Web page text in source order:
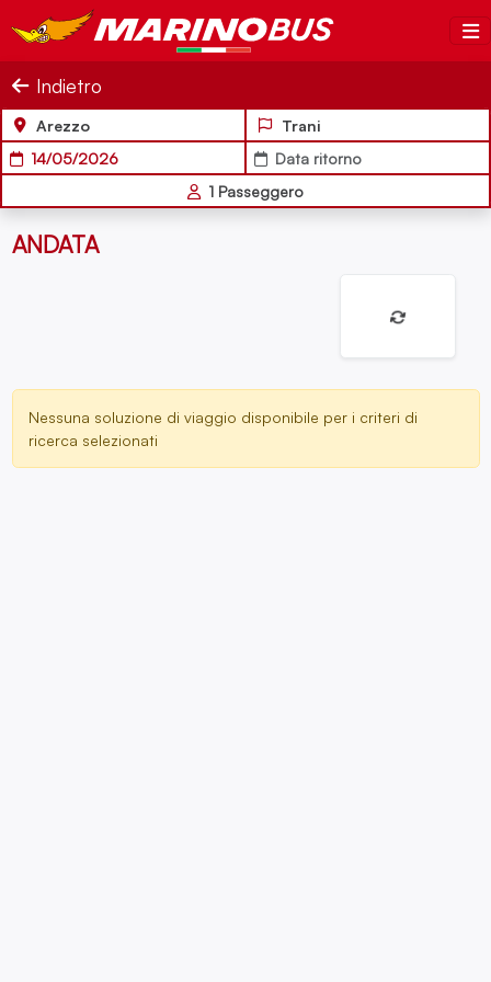
Salta al contenuto
MarinoBus
Indietro
Arezzo
Trani
14/05/2026
Data ritorno
1 Passeggero
ANDATA
Nessuna soluzione di viaggio disponibile per i criteri di
ricerca selezionati